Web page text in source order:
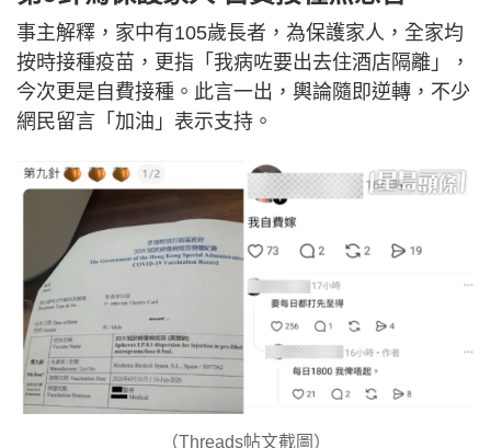
事主解釋，家中有105歲長者，為保護家人，全家均
按時接種疫苗，更指「我病咗要出去住酒店隔離」，
今次更是自費接種。此言一出，輿論隨即逆轉，不少
網民留言「加油」表示支持。
（Threads帖文截圖）